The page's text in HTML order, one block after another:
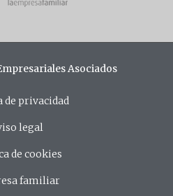
Asociados
de privacidad
legal
de cookies
familiar